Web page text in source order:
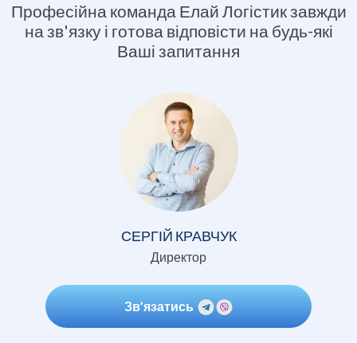
Професійна команда Елай Логістик завжди
на зв'язку і готова відповісти на будь-які
Ваші запитання
СЕРГІЙ КРАВЧУК
Директор
Зв’язатись